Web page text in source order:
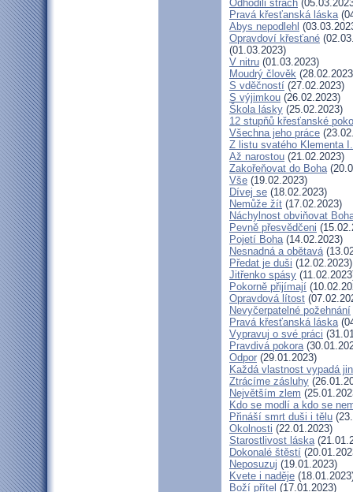
Odhodili strach
Pravá křesťanská láska
Abys nepodlehl
Opravdoví křesťané
(01.03.2023)
V nitru (01.03.2023)
Moudrý člověk
S vděčností (27.02.2023)
S výjimkou (26.02.2023)
Škola lásky (25.02.2023)
12 stupňů křesťanské
Všechna jeho práce
Z listu svatého Klementa I.
Až narostou (21.02.2023)
Zakořeňovat do Boha
Vše (19.02.2023)
Dívej se (18.02.2023)
Nemůže žít (17.02.2023)
Náchylnost obviňovat
Pevně přesvědčeni
Pojetí Boha(14.02.2023)
Nesnadná a obětavá
Předat je duši (12.02.2023)
Jitřenko spásy
Pokorně přijímají
Opravdová lítost
Nevyčerpatelné požehnání
Pravá křesťanská láska
Vypravuj o své práci
Pravdivá pokora
Odpor (29.01.2023)
Každá vlastnost vypadá
Ztrácíme zásluhy
Největším zlem
Kdo se modlí a kdo se
Přináší smrt duši i tělu
Okolnosti (22.01.2023)
Starostlivost láska
Dokonalé štěstí
Neposuzuj (19.01.2023)
Kvete i naděje
Boží přítel (17.01.2023)